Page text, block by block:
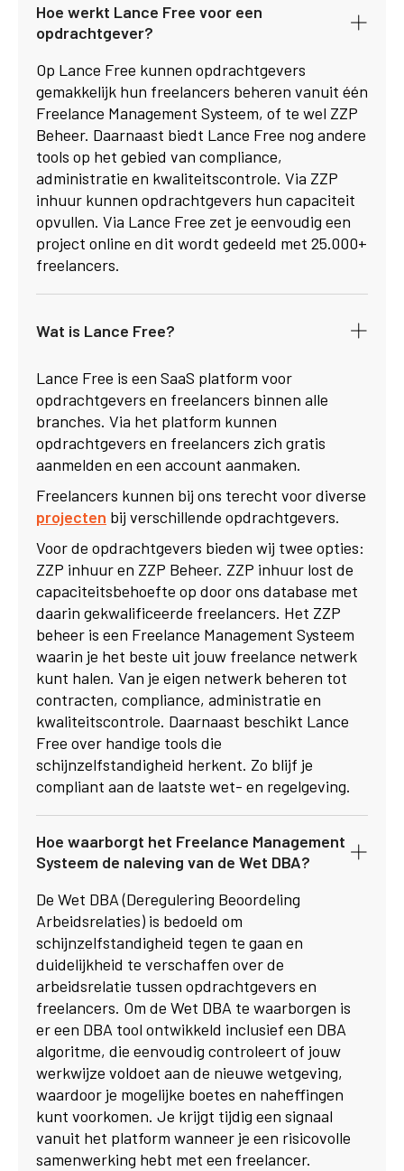
Hoe werkt Lance Free voor een
opdrachtgever?
Op Lance Free kunnen opdrachtgevers
gemakkelijk hun freelancers beheren vanuit één
Freelance Management Systeem, of te wel ZZP
Beheer. Daarnaast biedt Lance Free nog andere
tools op het gebied van compliance,
administratie en kwaliteitscontrole. Via ZZP
inhuur kunnen opdrachtgevers hun capaciteit
opvullen. Via Lance Free zet je eenvoudig een
project online en dit wordt gedeeld met 25.000+
freelancers.
Wat is Lance Free?
Lance Free is een SaaS platform voor
opdrachtgevers en freelancers binnen alle
branches. Via het platform kunnen
opdrachtgevers en freelancers zich gratis
aanmelden en een account aanmaken.
Freelancers kunnen bij ons terecht voor diverse
projecten bij verschillende opdrachtgevers.
Voor de opdrachtgevers bieden wij twee opties:
ZZP inhuur en ZZP Beheer. ZZP inhuur lost de
capaciteitsbehoefte op door ons database met
daarin gekwalificeerde freelancers. Het ZZP
beheer is een Freelance Management Systeem
waarin je het beste uit jouw freelance netwerk
kunt halen. Van je eigen netwerk beheren tot
contracten, compliance, administratie en
kwaliteitscontrole. Daarnaast beschikt Lance
Free over handige tools die
schijnzelfstandigheid herkent. Zo blijf je
compliant aan de laatste wet- en regelgeving.
Hoe waarborgt het Freelance Management
Systeem de naleving van de Wet DBA?
De Wet DBA (Deregulering Beoordeling
Arbeidsrelaties) is bedoeld om
schijnzelfstandigheid tegen te gaan en
duidelijkheid te verschaffen over de
arbeidsrelatie tussen opdrachtgevers en
freelancers. Om de Wet DBA te waarborgen is
er een DBA tool ontwikkeld inclusief een DBA
algoritme, die eenvoudig controleert of jouw
werkwijze voldoet aan de nieuwe wetgeving,
waardoor je mogelijke boetes en naheffingen
kunt voorkomen. Je krijgt tijdig een signaal
vanuit het platform wanneer je een risicovolle
samenwerking hebt met een freelancer.